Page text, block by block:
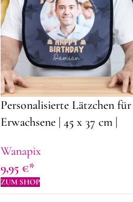
Personalisierte Lätzchen für
Erwachsene | 45 x 37 cm |
Lätzchen mit Fotos und
Namen
Wanapix
9,95 €
ZUM SHOP